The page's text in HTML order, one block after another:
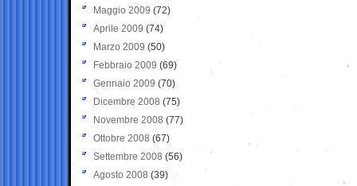
Maggio 2009 (72)
Aprile 2009 (74)
Marzo 2009 (50)
Febbraio 2009 (69)
Gennaio 2009 (70)
Dicembre 2008 (75)
Novembre 2008 (77)
Ottobre 2008 (67)
Settembre 2008 (56)
Agosto 2008 (39)